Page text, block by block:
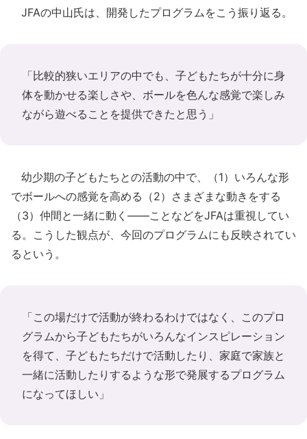
JFAの中山氏は、開発したプログラムをこう振り返る。
「比較的狭いエリアの中でも、子どもたちが十分に身
体を動かせる楽しさや、ボールを色んな感覚で楽しみ
ながら遊べることを提供できたと思う」
幼少期の子どもたちとの活動の中で、（1）いろんな形
でボールへの感覚を高める（2）さまざまな動きをする
（3）仲間と一緒に動く――ことなどをJFAは重視してい
る。こうした観点が、今回のプログラムにも反映されてい
るという。
「この場だけで活動が終わるわけではなく、このプロ
グラムから子どもたちがいろんなインスピレーション
を得て、子どもたちだけで活動したり、家庭で家族と
一緒に活動したりするような形で発展するプログラム
になってほしい」